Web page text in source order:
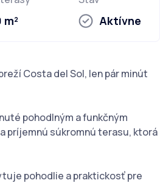
m² Aktívne
Costa del Sol, len pár minút
pohodlným a funkčným
príjemnú súkromnú terasu, ktorá
pohodlie a praktickosť pre